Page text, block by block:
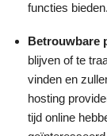
functies bieden.
Betrouwbare
blijven of te
vinden en
hosting
tijd online